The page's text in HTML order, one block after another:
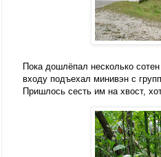
Пока дошлёпал несколько
входу подъехал минивэн с
Пришлось сесть им на хвост,